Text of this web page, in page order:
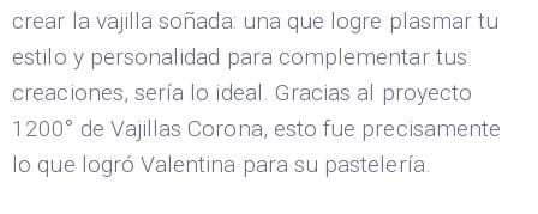
crear la vajilla soñada: una que logre plasmar tu
estilo y personalidad para complementar tus
creaciones, sería lo ideal. Gracias al proyecto
1200° de Vajillas Corona, esto fue precisamente
lo que logró Valentina para su pastelería.